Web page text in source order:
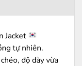
Jacket
tự nhiên.
độ dày vừa